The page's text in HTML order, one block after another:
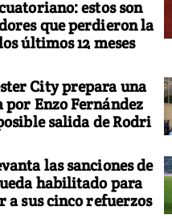
estos son
que perdieron la
últimos 12 meses
City prepara una
por Enzo Fernández
salida de Rodri
las sanciones de
habilitado para
sus cinco refuerzos